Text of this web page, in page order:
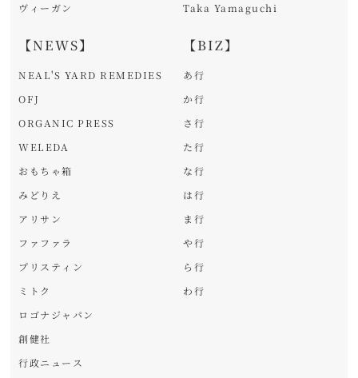
ヴィーガン
【NEWS】
NEAL'S YARD REMEDIES
OFJ
ORGANIC PRESS
WELEDA
おもちゃ箱
みどりえ
アリサン
ファファラ
プリスティン
ミトク
ロゴナジャパン
創健社
行政ニュース
Taka Yamaguchi
【BIZ】
あ行
か行
さ行
た行
な行
は行
ま行
や行
ら行
わ行